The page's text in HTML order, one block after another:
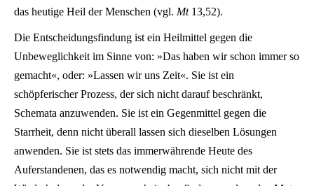
das heutige Heil der Menschen (vgl. Mt 13,52).
Die Entscheidungsfindung ist ein Heilmittel gegen die
Unbeweglichkeit im Sinne von: »Das haben wir schon immer so
gemacht«, oder: »Lassen wir uns Zeit«. Sie ist ein
schöpferischer Prozess, der sich nicht darauf beschränkt,
Schemata anzuwenden. Sie ist ein Gegenmittel gegen die
Starrheit, denn nicht überall lassen sich dieselben Lösungen
anwenden. Sie ist stets das immerwährende Heute des
Auferstandenen, das es notwendig macht, sich nicht mit der